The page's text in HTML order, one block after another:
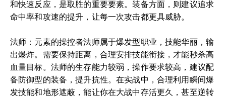
和快速反应，是取胜的重要要素。装备方面，则建议追求
命中率和攻速的提升，让每一次攻击都更具威胁。
法师：元素的操控者法师属于爆发型职业，技能华丽，输
出爆炸。需要保持距离，合理安排技能衔接，才能秒杀高
血量目标。法师的生存能力较弱，操作要求较高，建议配
备防御型的装备，提升抗性。在实战中，合理利用瞬间爆
发技能和地形遮蔽，能让你在大战中存活更久，甚至逆转